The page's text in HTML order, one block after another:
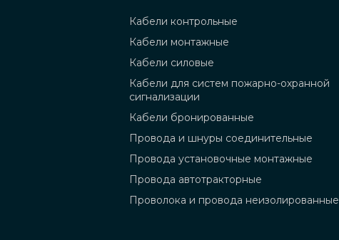
Кабели контрольные
Кабели монтажные
Кабели силовые
Кабели для систем пожарно-охранной
сигнализации
Кабели бронированные
Провода и шнуры соединительные
Провода установочные монтажные
Провода автотракторные
Проволока и провода неизолированные